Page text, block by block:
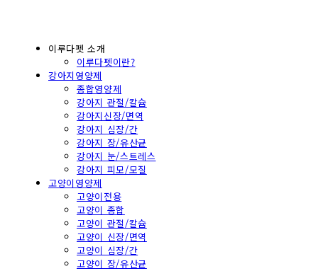
이루다펫 소개
이루다펫이란?
강아지영양제
종합영양제
강아지 관절/칼슘
강아지신장/면역
강아지 심장/간
강아지 장/유산균
강아지 눈/스트레스
강아지 피모/모질
고양이영양제
고양이전용
고양이 종합
고양이 관절/칼슘
고양이 신장/면역
고양이 심장/간
고양이 장/유산균